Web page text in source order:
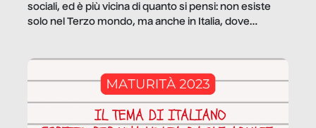
sociali, ed è più vicina di quanto si pensi: non esiste
solo nel Terzo mondo, ma anche in Italia, dove